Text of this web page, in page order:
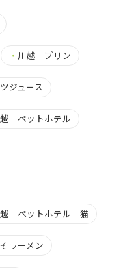
・ 川越 プリン
ジュース
ペットホテル
ペットホテル 猫
ラーメン